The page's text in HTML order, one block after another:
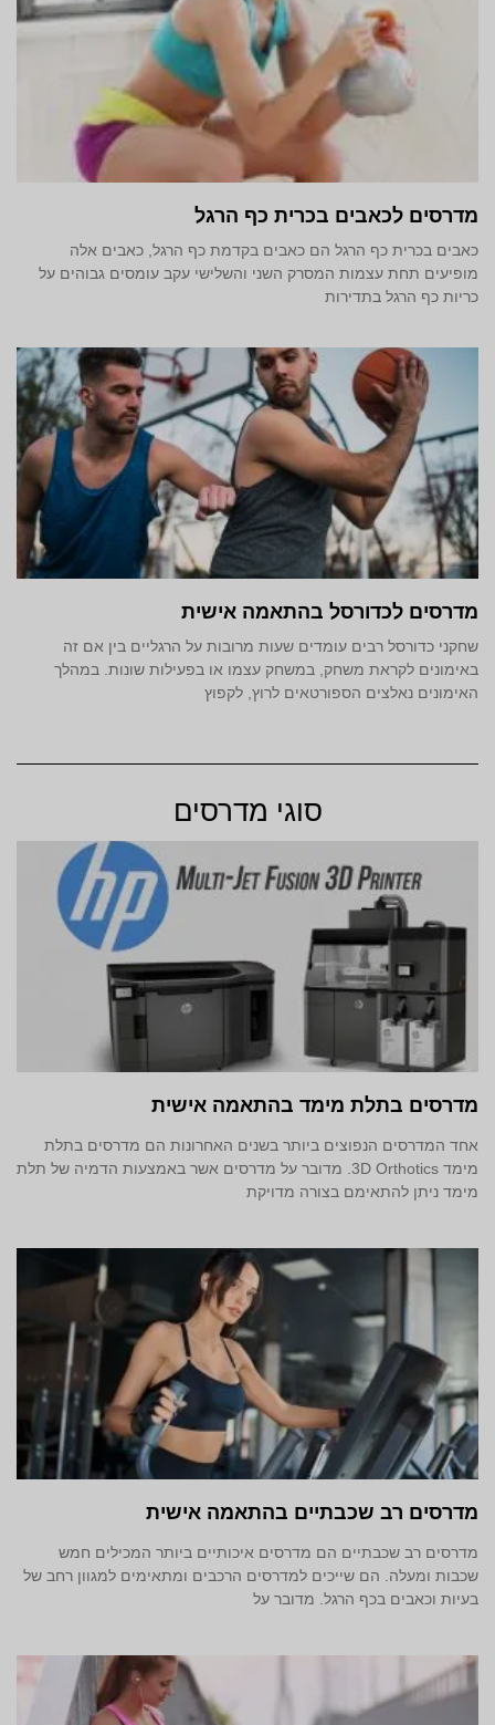
מדרסים לכאבים בכרית כף הרגל
כאבים בכרית כף הרגל הם כאבים בקדמת כף הרגל, כאבים אלה
מופיעים תחת עצמות המסרק השני והשלישי עקב עומסים גבוהים על
כריות כף הרגל בתדירות
מדרסים לכדורסל בהתאמה אישית
שחקני כדורסל רבים עומדים שעות מרובות על הרגליים בין אם זה
באימונים לקראת משחק, במשחק עצמו או בפעילות שונות. במהלך
האימונים נאלצים הספורטאים לרוץ, לקפוץ
סוגי מדרסים
מדרסים בתלת מימד‎ בהתאמה אישית
אחד המדרסים הנפוצים ביותר בשנים האחרונות הם מדרסים בתלת
מימד 3D Orthotics. מדובר על מדרסים אשר באמצעות הדמיה של תלת
מימד ניתן להתאימם בצורה מדויקת
מדרסים רב שכבתיים בהתאמה אישית
מדרסים רב שכבתיים הם מדרסים איכותיים ביותר המכילים חמש
שכבות ומעלה. הם שייכים למדרסים הרכבים ומתאימים למגוון רחב של
בעיות וכאבים בכף הרגל. מדובר על